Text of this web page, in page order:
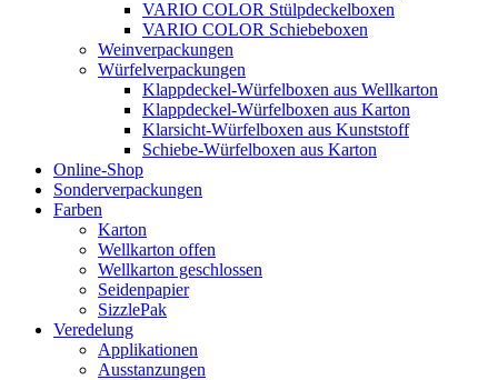
VARIO COLOR Stülpdeckelboxen
VARIO COLOR Schiebeboxen
Weinverpackungen
Würfelverpackungen
Klappdeckel-Würfelboxen aus Wellkarton
Klappdeckel-Würfelboxen aus Karton
Klarsicht-Würfelboxen aus Kunststoff
Schiebe-Würfelboxen aus Karton
Online-Shop
Sonderverpackungen
Farben
Karton
Wellkarton offen
Wellkarton geschlossen
Seidenpapier
SizzlePak
Veredelung
Applikationen
Ausstanzungen